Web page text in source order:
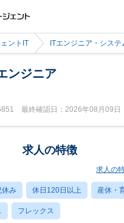
ントIT ITエンジニア・システ
ンジニア
最終確認日：2026年08月09日
求人の特徴
求人の
休み 休日120日以上 産休・
フレックス